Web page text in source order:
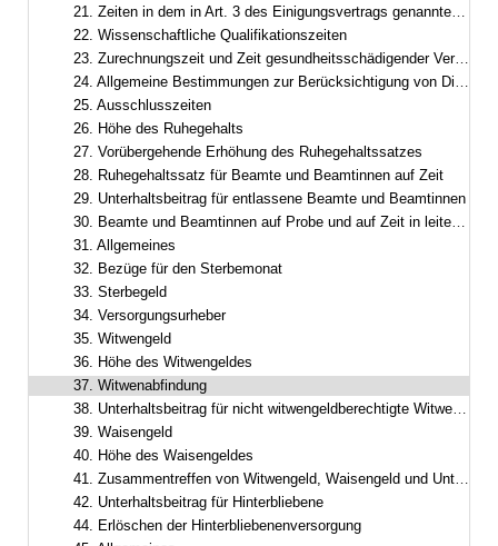
21. Zeiten in dem in Art. 3 des Einigungsvertrags genannten Gebiet
22. Wissenschaftliche Qualifikationszeiten
23. Zurechnungszeit und Zeit gesundheitsschädigender Verwendung
24. Allgemeine Bestimmungen zur Berücksichtigung von Dienstzeiten
25. Ausschlusszeiten
26. Höhe des Ruhegehalts
27. Vorübergehende Erhöhung des Ruhegehaltssatzes
28. Ruhegehaltssatz für Beamte und Beamtinnen auf Zeit
29. Unterhaltsbeitrag für entlassene Beamte und Beamtinnen
30. Beamte und Beamtinnen auf Probe und auf Zeit in leitender Funktion
31. Allgemeines
32. Bezüge für den Sterbemonat
33. Sterbegeld
34. Versorgungsurheber
35. Witwengeld
36. Höhe des Witwengeldes
37. Witwenabfindung
38. Unterhaltsbeitrag für nicht witwengeldberechtigte Witwer oder Witwen
39. Waisengeld
40. Höhe des Waisengeldes
41. Zusammentreffen von Witwengeld, Waisengeld und Unterhaltsbeiträgen
42. Unterhaltsbeitrag für Hinterbliebene
44. Erlöschen der Hinterbliebenenversorgung